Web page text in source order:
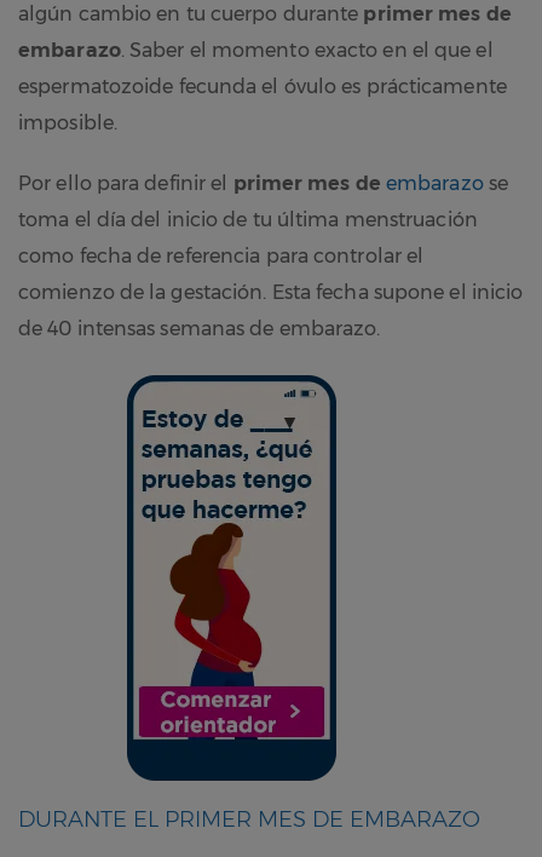
algún cambio en tu cuerpo durante primer mes de
embarazo. Saber el momento exacto en el que el
espermatozoide fecunda el óvulo es prácticamente
imposible.
Por ello para definir el primer mes de embarazo se
toma el día del inicio de tu última menstruación
como fecha de referencia para controlar el
comienzo de la gestación. Esta fecha supone el inicio
de 40 intensas semanas de embarazo.
DURANTE EL PRIMER MES DE EMBARAZO